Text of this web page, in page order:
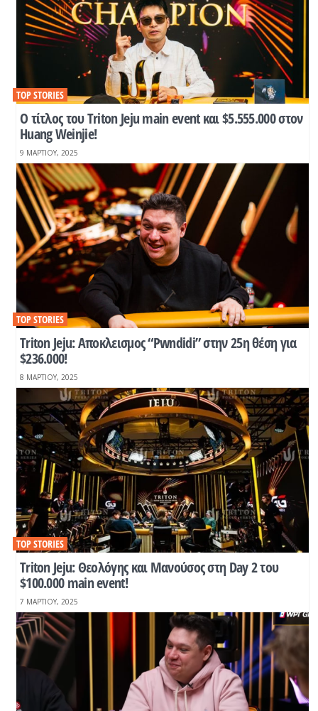
Ο τίτλος του Triton Jeju main event και $5.555.000 στον
Huang Weinjie!
TOP STORIES
9 ΜΑΡΤΊΟΥ, 2025
Triton Jeju: Αποκλεισμος “Pwndidi” στην 25η θέση για
$236.000!
TOP STORIES
8 ΜΑΡΤΊΟΥ, 2025
Triton Jeju: Θεολόγης και Μανούσος στη Day 2 του
$100.000 main event!
TOP STORIES
7 ΜΑΡΤΊΟΥ, 2025